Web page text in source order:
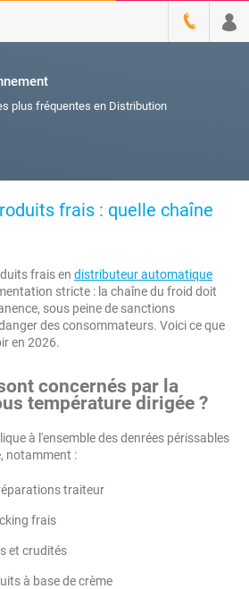
plus fréquentes en Distribution
frais : quelle chaîne
frais en distributeur automatique
stricte : la chaîne du froid doit
sous peine de sanctions
des consommateurs. Voici ce que
en 2026.
concernés par la
température dirigée ?
à l'ensemble des denrées périssables
notamment :
traiteur
frais
et crudités
à base de crème